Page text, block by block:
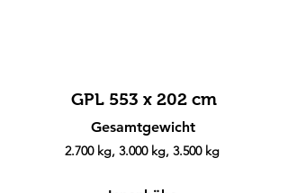
GPL 553 x 202 cm
Gesamtgewicht
2.700 kg, 3.000 kg, 3.500 kg